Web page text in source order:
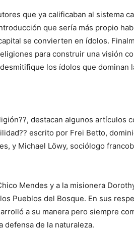
que ya calificaban al sistema
que sería más propio
se convierten en ídolos.
para construir una visión
los ídolos que dominan
destacan algunos artículos
escrito por Frei Betto,
y Michael Löwy, sociólogo
Mendes y a la misionera
Pueblos del Bosque. En sus
a su manera pero siempre
defensa de la naturaleza.